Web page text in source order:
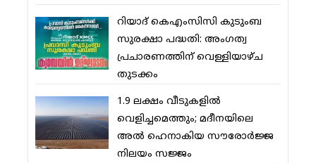
റിയാദ് കെഎംസിസി കുടുംബ
സുരക്ഷാ പദ്ധതി: അംഗത്വ
പ്രചാരണത്തിന് വെള്ളിയാഴ്ച
തുടക്കം
1.9 ലക്ഷം വീടുകളില്‍
വെളിച്ചമെത്തും; മദീനയിലെ
അല്‍ ഹെനാകിയ സൗരോര്‍ജ്ജ
നിലയം സജ്ജം